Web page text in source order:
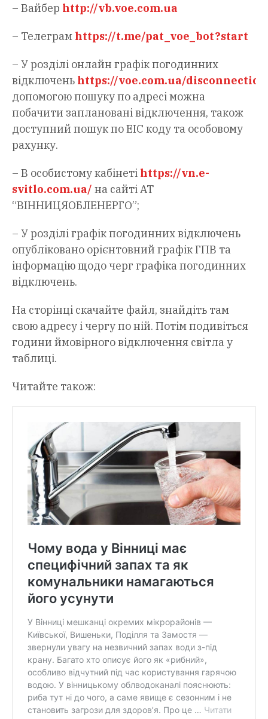
– Вайбер http://vb.voe.com.ua
– Телеграм https://t.me/pat_voe_bot?start
– У розділі онлайн графік погодинних
відключень https://voe.com.ua/
допомогою пошуку по адресі можна
побачити заплановані відключення, також
доступний пошук по ЕІС коду та особовому
рахунку.
– В особистому кабінеті https://vn.e-
svitlo.com.ua/ на сайті АТ
“ВІННИЦЯОБЛЕНЕРГО”;
– У розділі графік погодинних відключень
опубліковано орієнтовний графік ГПВ та
інформацію щодо черг графіка погодинних
відключень.
На сторінці скачайте файл, знайдіть там
свою адресу і чергу по ній. Потім подивіться
години ймовірного відключення світла у
таблиці.
Читайте також: